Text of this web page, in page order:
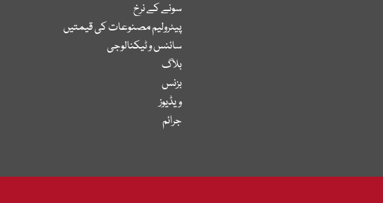
سونے کے نرخ
پیٹرولیم مصنوعات کی قیمتیں
سائنس و ٹیکنالوجی
بلاگ
بزنس
ویڈیوز
جرائم